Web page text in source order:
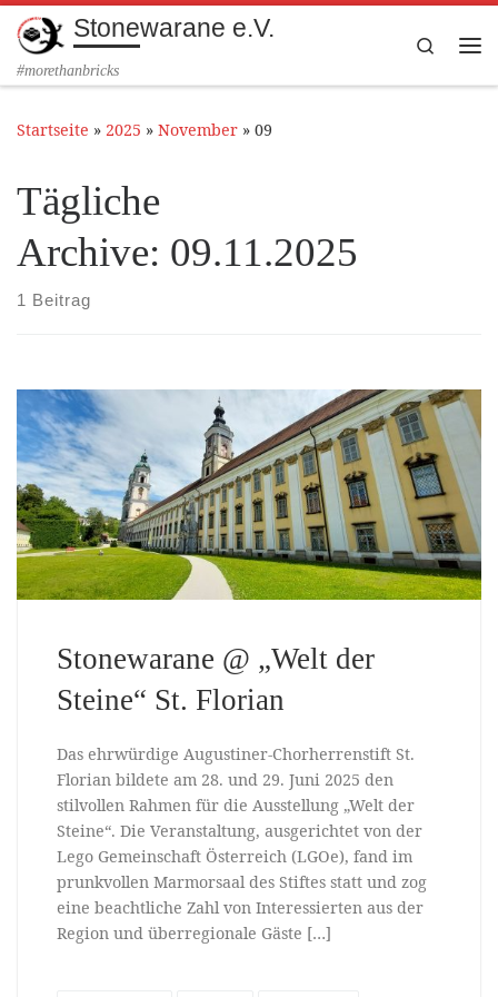
Zum Inhalt springen
Stonewarane e.V.
#morethanbricks
Search
Startseite » 2025 » November » 09
Tägliche
Archive: 09.11.2025
1 Beitrag
Stonewarane @ „Welt der
Steine“ St. Florian
Das ehrwürdige Augustiner-Chorherrenstift St.
Florian bildete am 28. und 29. Juni 2025 den
stilvollen Rahmen für die Ausstellung „Welt der
Steine“. Die Veranstaltung, ausgerichtet von der
Lego Gemeinschaft Österreich (LGOe), fand im
prunkvollen Marmorsaal des Stiftes statt und zog
eine beachtliche Zahl von Interessierten aus der
Region und überregionale Gäste […]